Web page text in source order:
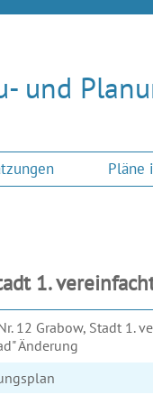
und
Pläne
1.
12 Grabow, Stadt 1.
Änderung